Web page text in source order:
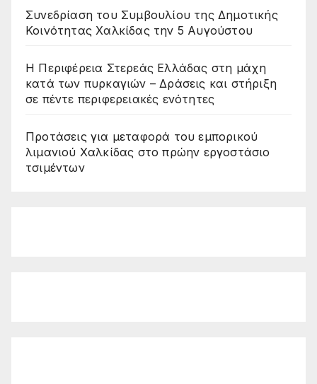
Συνεδρίαση του Συμβουλίου της Δημοτικής
Κοινότητας Χαλκίδας την 5 Αυγούστου
Η Περιφέρεια Στερεάς Ελλάδας στη μάχη
κατά των πυρκαγιών – Δράσεις και στήριξη
σε πέντε περιφερειακές ενότητες
Προτάσεις για μεταφορά του εμπορικού
λιμανιού Χαλκίδας στο πρώην εργοστάσιο
τσιμέντων